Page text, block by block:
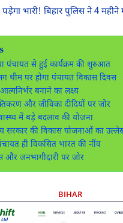
भारी! बिहार पुलिस ने 4 महीने
पंचायत से हुई कार्यक्रम की शुरुआत
थीम पर होगा पंचायत विकास दिवस
बनाने का लक्ष्य
और जीविका दीदियों पर जोर
में बड़े बदलाव की योजना
सरकार की विकास योजनाओं का
ही विकसित भारत की नींव
और जनभागीदारी पर जोर
BIHAR